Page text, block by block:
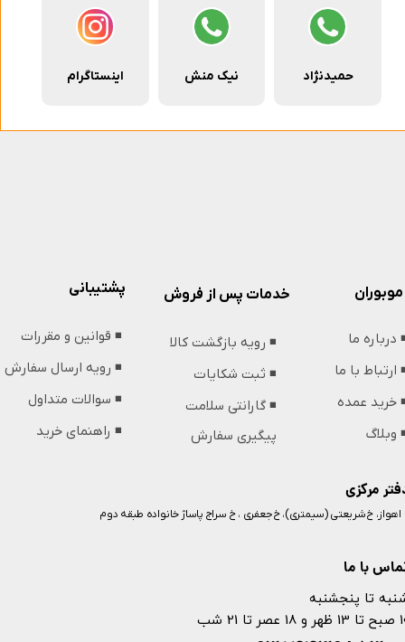
حمیدنژاد نیک منش اینستاگرام
مرکزی
با ما
اهواز، خ شریعتی (سیمتری)، خ جعفری ، خ سراج پاساژ خانواده طبقه دوم
تا پنجشنبه
تا 21 شب
پشتیبانی
◾️ قوانین و مقررات
◾️ رویه ارسال سفارش
◾️ سوالات متداول
◾️ راهنمای خرید
موبوران
درباره ما
ارتباط با ما
خرید عمده
وبلاگ
خدمات پس از فروش
◾️ رویه بازگشت کالا
◾️ ثبت شکایات
◾️ گارانتی سلامت
پیگیری سفارش